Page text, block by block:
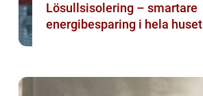
Lösullsisolering – smartare
energibesparing i hela huset